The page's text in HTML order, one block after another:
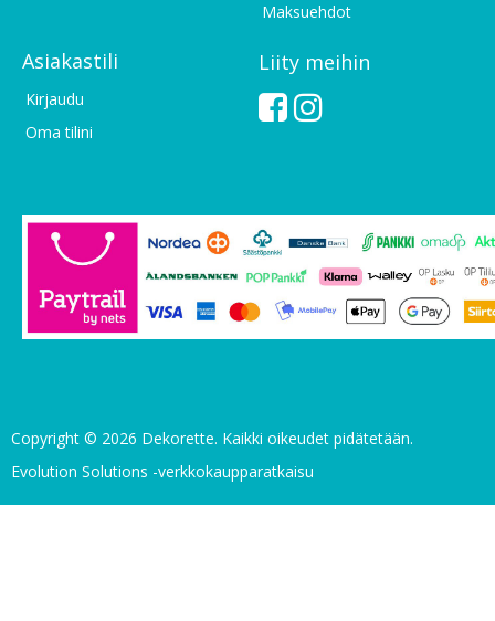
Maksuehdot
Asiakastili
Kirjaudu
Oma tilini
Liity meihin
Copyright © 2026 Dekorette. Kaikki oikeudet pidätetään.
Evolution Solutions -verkkokaupparatkaisu